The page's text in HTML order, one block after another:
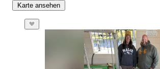
Karte ansehen